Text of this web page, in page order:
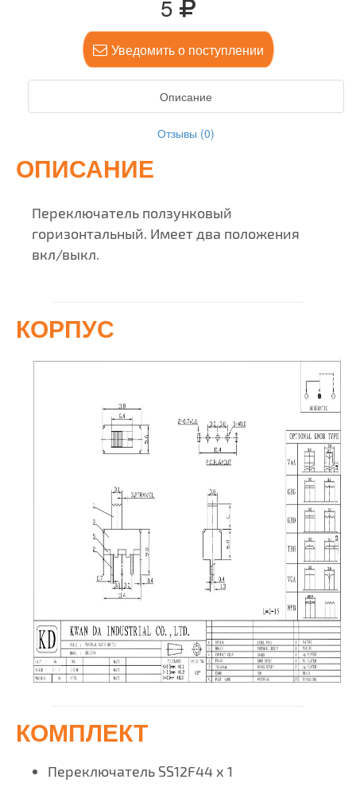
5
Уведомить о поступлении
Описание
Отзывы (0)
ОПИСАНИЕ
Переключатель ползунковый
горизонтальный. Имеет два положения
вкл/выкл.
КОРПУС
КОМПЛЕКТ
Переключатель SS12F44 х 1